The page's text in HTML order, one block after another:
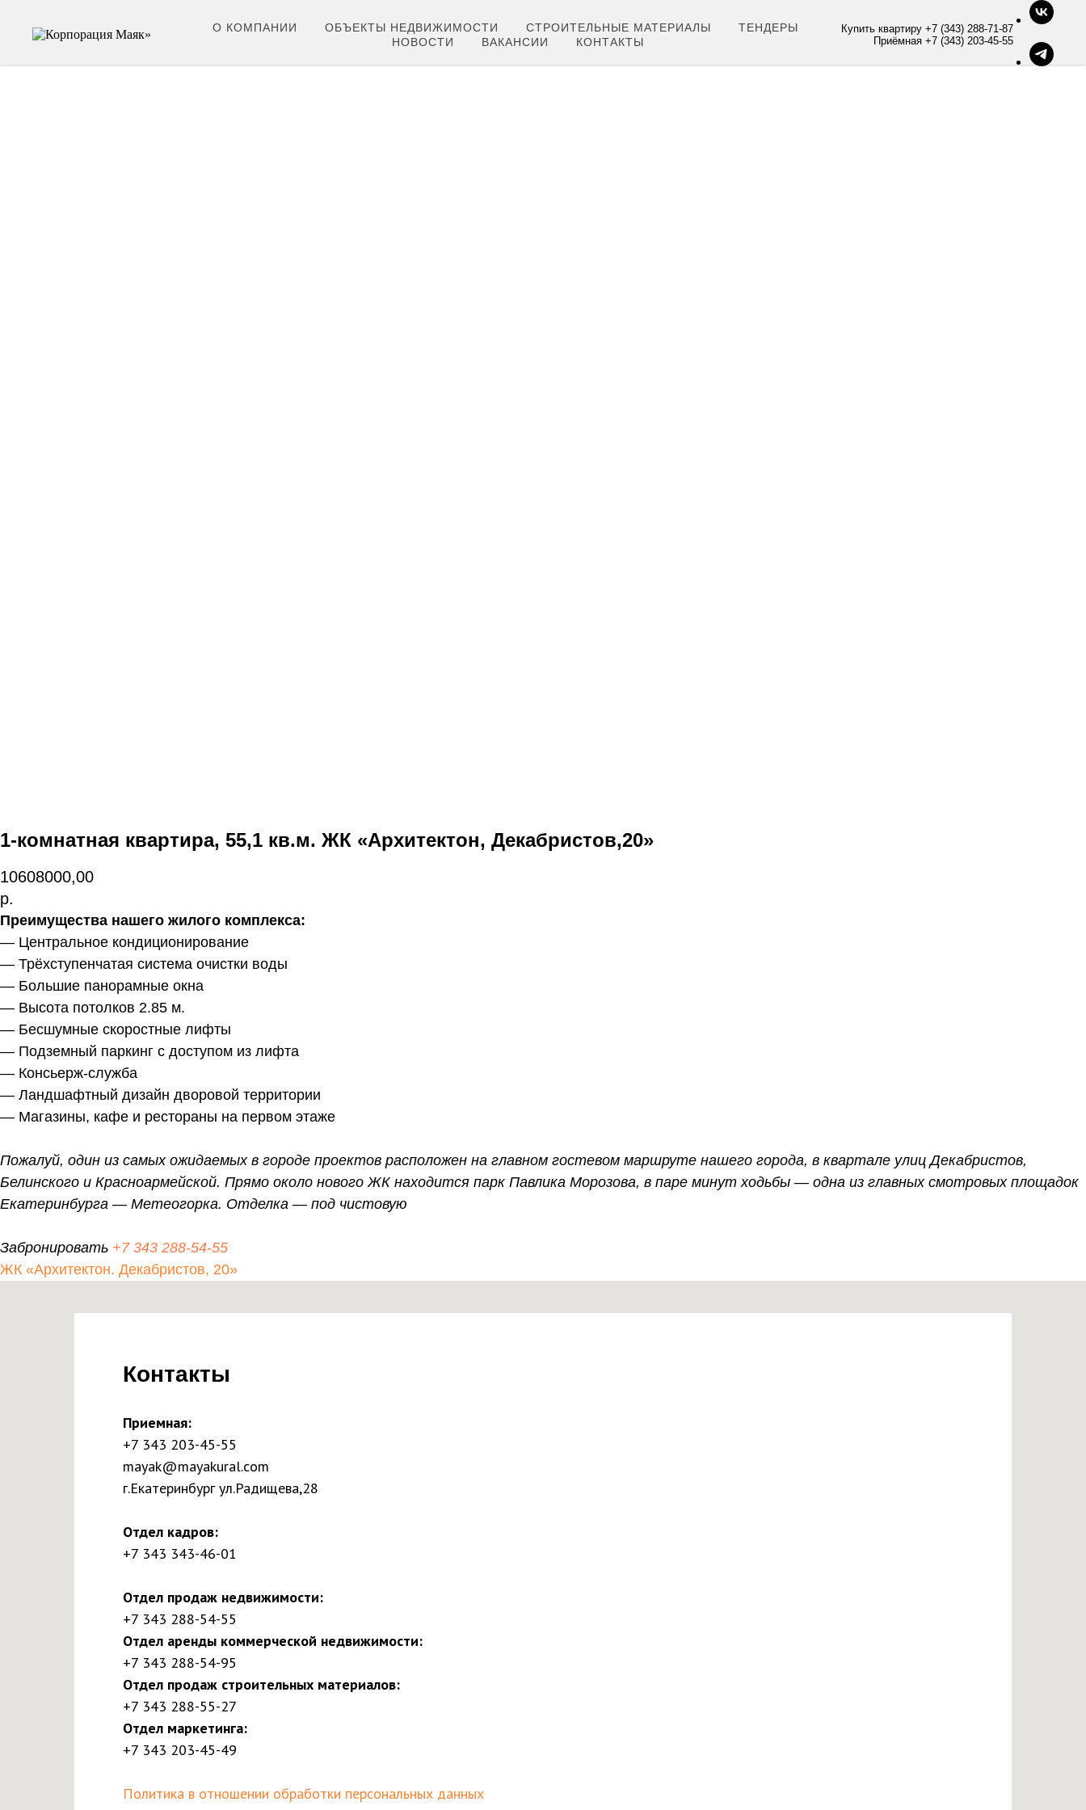
О КОМПАНИИ ОБЪЕКТЫ НЕДВИЖИМОСТИ СТРОИТЕЛЬНЫЕ МАТЕРИАЛЫ
ТЕНДЕРЫ
НОВОСТИ
ВАКАНСИИ КОНТАКТЫ
Купить квартиру +7 (343) 288-71-87
Приёмная +7 (343) 203-45-55
1-комнатная квартира, 55,1 кв.м. ЖК «Архитектон, Декабристов,20»
10608000,00
р.
Преимущества нашего жилого комплекса:
— Центральное кондиционирование
— Трёхступенчатая система очистки воды
— Большие панорамные окна
— Высота потолков 2.85 м.
— Бесшумные скоростные лифты
— Подземный паркинг с доступом из лифта
— Консьерж-служба
— Ландшафтный дизайн дворовой территории
— Магазины, кафе и рестораны на первом этаже
Пожалуй, один из самых ожидаемых в городе проектов расположен на главном гостевом маршруте нашего города, в квартале улиц Декабристов,
Белинского и Красноармейской. Прямо около нового ЖК находится парк Павлика Морозова, в паре минут ходьбы — одна из главных смотровых площадок
Екатеринбурга — Метеогорка. Отделка — под чистовую
Забронировать +7 343 288-54-55
ЖК «Архитектон. Декабристов, 20»
Контакты
Приемная:
+7 343 203-45-55
mayak@mayakural.com
г.Екатеринбург ул.Радищева,28
Отдел кадров:
+7 343 343-46-01
Отдел продаж недвижимости:
+7 343 288-54-55
Отдел аренды коммерческой недвижимости:
+7 343 288-54-95
Отдел продаж строительных материалов:
+7 343 288-55-27
Отдел маркетинга:
+7 343 203-45-49
Политика в отношении обработки персональных данных